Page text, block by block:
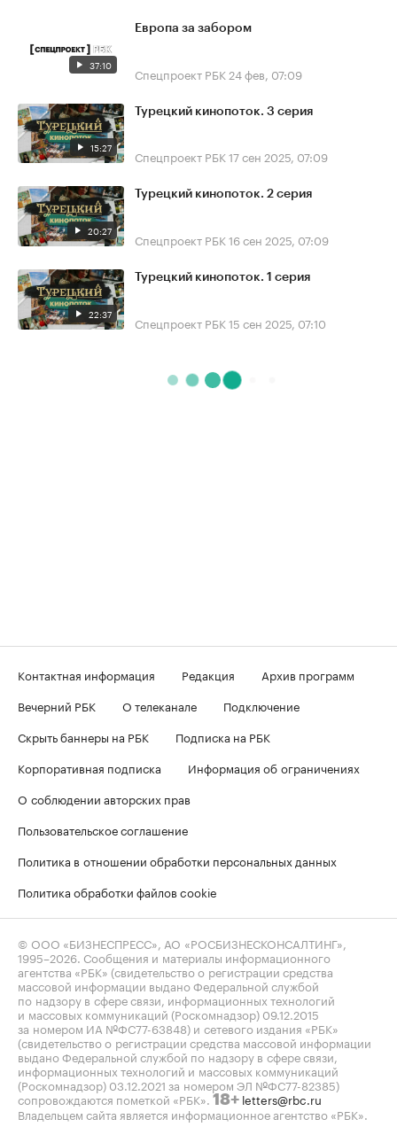
37:10
Европа за забором
Спецпроект РБК 24 фев, 07:09
15:27
Турецкий кинопоток. 3 серия
Спецпроект РБК17 сен 2025, 07:09
20:27
Турецкий кинопоток. 2 серия
Спецпроект РБК16 сен 2025, 07:09
22:37
Турецкий кинопоток. 1 серия
Спецпроект РБК15 сен 2025, 07:10
Контактная информация Редакция
Архив программ
Вечерний РБК
О телеканале
Подключение
Скрыть баннеры на РБК
Подписка на РБК
Корпоративная подписка
Информация об ограничениях
О соблюдении авторских прав
Пользовательское соглашение
Политика в отношении обработки персональных данных
Политика обработки файлов cookie
© ООО «БИЗНЕСПРЕСС», АО «РОСБИЗНЕСКОНСАЛТИНГ»,
1995–2026 . Сообщения и материалы информационного
агентства «РБК» (свидетельство о регистрации средства
массовой информации выдано Федеральной службой
по надзору в сфере связи, информационных технологий
и массовых коммуникаций (Роскомнадзор) 09.12.2015
за номером ИА №ФС77-63848) и сетевого издания «РБК»
(свидетельство о регистрации средства массовой информации
выдано Федеральной службой по надзору в сфере связи,
информационных технологий и массовых коммуникаций
(Роскомнадзор) 03.12.2021 за номером ЭЛ №ФС77-82385)
сопровождаются пометкой «РБК». 18+ letters@rbc.ru
Владельцем сайта является информационное агентство «РБК».